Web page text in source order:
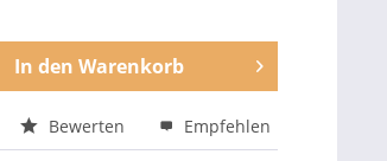
In den Warenkorb
Bewerten Empfehlen